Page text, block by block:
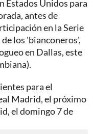
Estados Unidos para
antes de
en la Serie
los 'bianconeros',
en Dallas, este
para el
Madrid, el próximo
el domingo 7 de